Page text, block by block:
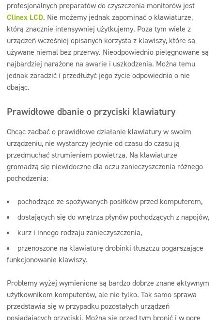
profesjonalnych preparatów do czyszczenia monitorów jest
Clinex LCD. Nie możemy jednak zapominać o klawiaturze,
którą znacznie intensywniej użytkujemy. Poza tym wiele z
urządzeń wcześniej opisanych korzysta z klawiszy, które są
używane niemal bez przerwy. Nieodpowiednio pielęgnowane są
najbardziej narażone na awarie i uszkodzenia. Można temu
jednak zaradzić i przedłużyć jego życie odpowiednio o nie
dbając.
Prawidłowe dbanie o przyciski klawiatury
Chcąc zadbać o prawidłowe działanie klawiatury w swoim
urządzeniu, nie wystarczy jedynie od czasu do czasu ją
przedmuchać strumieniem powietrza. Na klawiaturze
gromadzą się niewidoczne dla oczu zanieczyszczenia różnego
pochodzenia:
pochodzące ze spożywanych posiłków przed komputerem,
dostających się do wnętrza płynów pochodzących z napojów,
kurz i innego rodzaju zanieczyszczenia,
przenoszone na klawiaturę drobinki tłuszczu pogarszające
funkcjonowanie klawiszy.
Problemy wyżej wymienione są bardzo dobrze znane aktywnym
użytkownikom komputerów, ale nie tylko. Tak samo sprawa
przedstawia się w przypadku pozostałych urządzeń
posiadających przyciski. Można się przed tym bronić i w porę